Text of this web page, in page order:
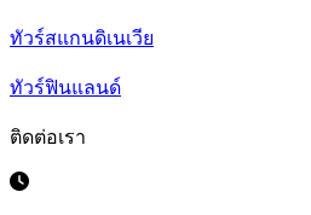
ทัวร์สแกนดิเนเวีย
ทัวร์ฟินแลนด์
ติดต่อเรา